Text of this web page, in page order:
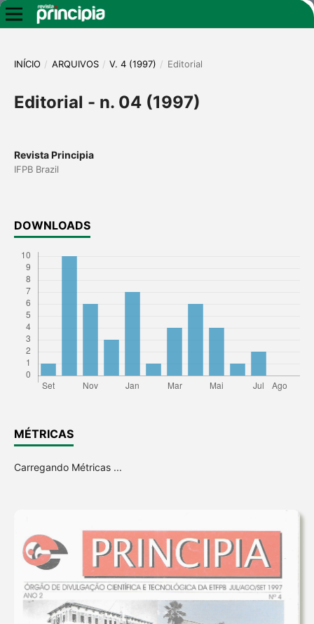
INÍCIO / ARQUIVOS / V. 4 (1997) / Editorial
Editorial - n. 04 (1997)
Revista Principia
IFPB Brazil
DOWNLOADS
MÉTRICAS
Carregando Métricas ...